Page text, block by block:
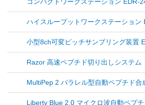
コンパクトワークステーション EDR-
ハイスループットワークステーション
小型8ch可変ピッチサンプリング装置
Razor 高速ペプチド切り出しシステム
MultiPep 2 パラレル型自動ペプチド合
Liberty Blue 2.0 マイクロ波自動ペプ